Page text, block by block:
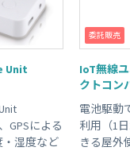
品
レシピ #加速度センサー
商品 #plan-KM1 #
#planX1
用 #ゲートウェイ
#USB電源 #KDDI網 対
Unit
GPSによる
湿度など
委託販売
IoT無線
クトコン
電池駆動
利用（1
きる屋外